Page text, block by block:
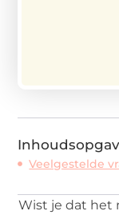
Veelgestelde
Wist je dat het